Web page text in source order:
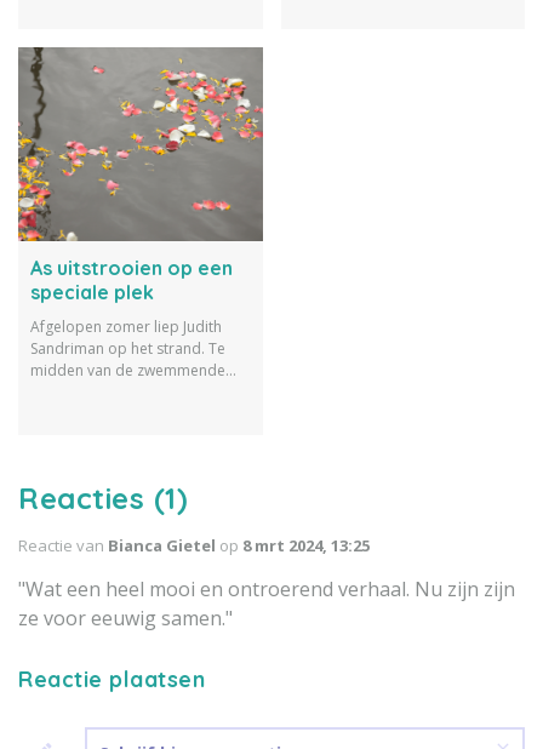
As uitstrooien op een
speciale plek
Afgelopen zomer liep Judith
Sandriman op het strand. Te
midden van de zwemmende
special plek.
Reacties (1)
Reactie van Bianca Gietel op 8 mrt 2024, 13:25
"Wat een heel mooi en ontroerend verhaal. Nu zijn zijn
ze voor eeuwig samen."
Reactie plaatsen